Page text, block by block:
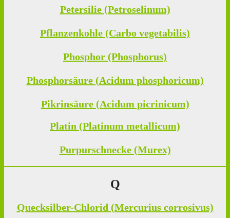
Petersilie (Petroselinum)
Pflanzenkohle (Carbo vegetabilis)
Phosphor (Phosphorus)
Phosphorsäure (Acidum phosphoricum)
Pikrinsäure (Acidum picrinicum)
Platin (Platinum metallicum)
Purpurschnecke (Murex)
Q
Quecksilber-Chlorid (Mercurius corrosivus)